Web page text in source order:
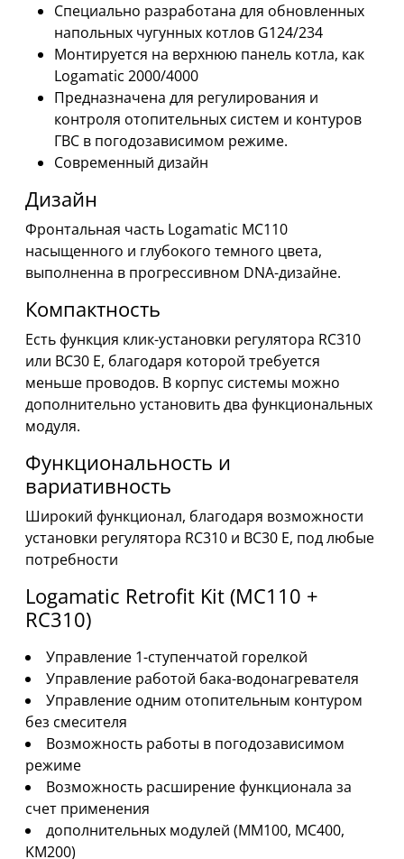
Специально разработана для обновленных
напольных чугунных котлов G124/234
Монтируется на верхнюю панель котла, как
Logamatic 2000/4000
Предназначена для регулирования и
контроля отопительных систем и контуров
ГВС в погодозависимом режиме.
Современный дизайн
Дизайн
Фронтальная часть Logamatic MC110
насыщенного и глубокого темного цвета,
выполненна в прогрессивном DNA-дизайне.
Компактность
Есть функция клик-установки регулятора RC310
или BC30 E, благодаря которой требуется
меньше проводов. В корпус системы можно
дополнительно установить два функциональных
модуля.
Функциональность и
вариативность
Широкий функционал, благодаря возможности
установки регулятора RC310 и BC30 E, под любые
потребности
Logamatic Retrofit Kit (MC110 +
RC310)
Управление 1-ступенчатой горелкой
Управление работой бака-водонагревателя
Управление одним отопительным контуром
без смесителя
Возможность работы в погодозависимом
режиме
Возможность расширение функционала за
счет применения
дополнительных модулей (MM100, MC400,
KM200)